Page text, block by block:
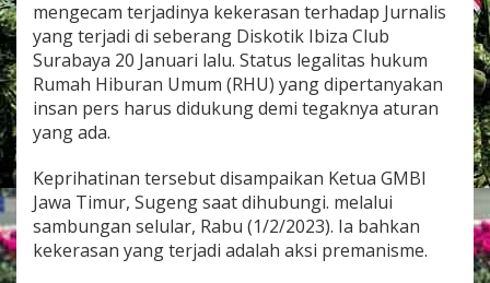
,
G
M
B
J
a
T
i
m
u
mengecam terjadinya kekerasan terhadap Jurnalis
yang terjadi di seberang Diskotik Ibiza Club
Surabaya 20 Januari lalu. Status legalitas hukum
Rumah Hiburan Umum (RHU) yang dipertanyakan
insan pers harus didukung demi tegaknya aturan
yang ada.
Keprihatinan tersebut disampaikan Ketua GMBI
Jawa Timur, Sugeng saat dihubungi. melalui
sambungan selular, Rabu (1/2/2023). Ia bahkan
kekerasan yang terjadi adalah aksi premanisme.